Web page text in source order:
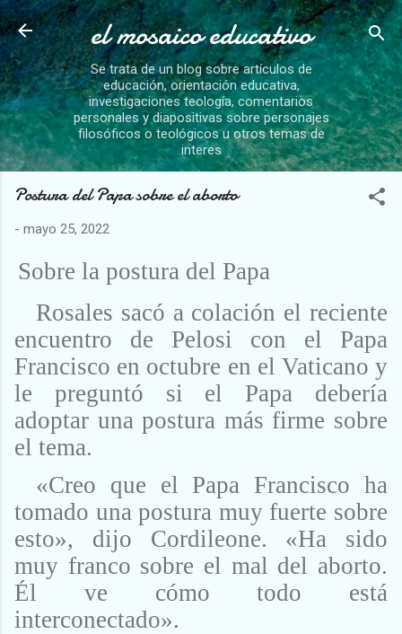
Ir al contenido principal
el mosaico educativo
Se trata de un blog sobre artículos de
educación, orientación educativa,
investigaciones teología, comentarios
personales y diapositivas sobre personajes
filosóficos o teológicos u otros temas de
interes
Postura del Papa sobre el aborto
- mayo 25, 2022
Sobre la postura del Papa
Rosales sacó a colación el reciente
encuentro de Pelosi con el Papa
Francisco en octubre en el Vaticano y
le preguntó si el Papa debería
adoptar una postura más firme sobre
el tema.
«Creo que el Papa Francisco ha
tomado una postura muy fuerte sobre
esto», dijo Cordileone. «Ha sido
muy franco sobre el mal del aborto.
Él ve cómo todo está
interconectado».